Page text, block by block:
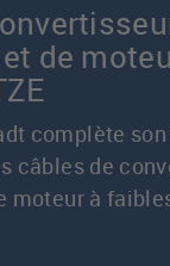
de
complète
câbles de
moteur à